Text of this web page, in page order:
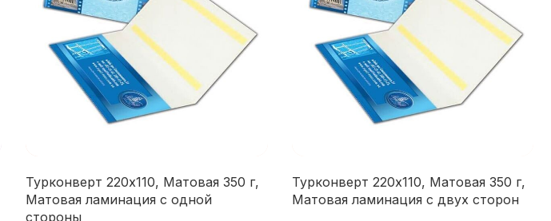
Турконверт 220х110, Матовая 350 г,
Матовая ламинация с одной
стороны
Турконверт 220х110, Матовая 350 г,
Матовая ламинация с двух сторон